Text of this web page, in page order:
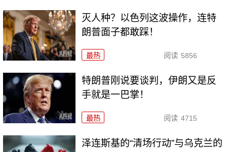
灭人种？以色列这波操作，连特
朗普面子都敢踩！
最热 阅读 5856
特朗普刚说要谈判，伊朗又是反
手就是一巴掌！
最热 阅读 4715
泽连斯基的“清场行动”与乌克兰的